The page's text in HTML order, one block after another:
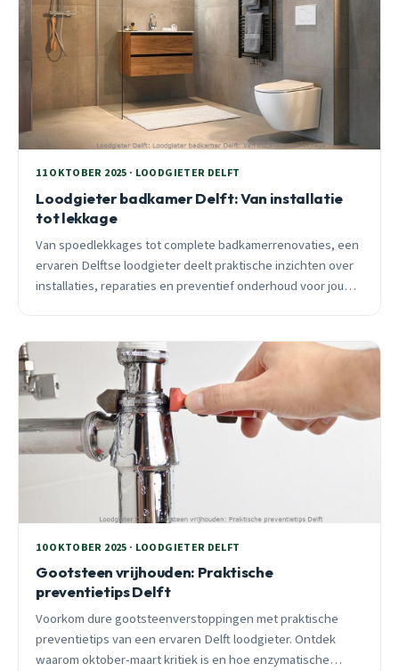
11 OKTOBER 2025 · LOODGIETER DELFT
Loodgieter badkamer Delft: Van installatie
tot lekkage
Van spoedlekkages tot complete badkamerrenovaties, een
ervaren Delftse loodgieter deelt praktische inzichten over
installaties, reparaties en preventief onderhoud voor jouw
10 OKTOBER 2025 · LOODGIETER DELFT
Gootsteen vrijhouden: Praktische
preventietips Delft
Voorkom dure gootsteenverstoppingen met praktische
preventietips van een ervaren Delft loodgieter. Ontdek
waarom oktober-maart kritiek is en hoe enzymatische